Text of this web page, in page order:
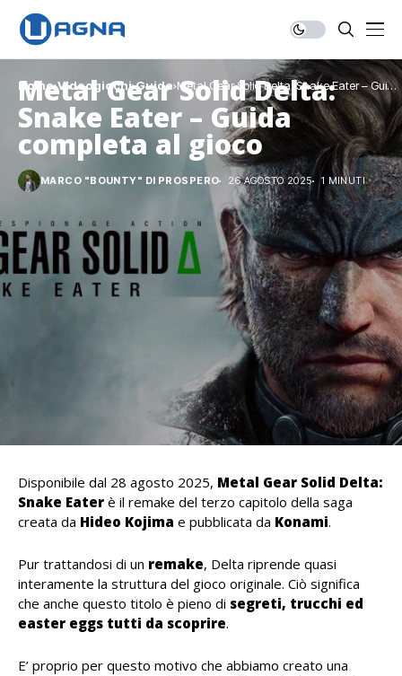
Home Videogiochi Guide Metal Gear Solid Delta: Snake Eater – Guida
completa al gioco
Metal Gear Solid Delta:
Snake Eater – Guida
completa al gioco
MARCO "BOUNTY" DI PROSPERO 26 AGOSTO 2025 1 MINUTI
Disponibile dal 28 agosto 2025, Metal Gear Solid Delta:
Snake Eater è il remake del terzo capitolo della saga
creata da Hideo Kojima e pubblicata da Konami.
Pur trattandosi di un remake, Delta riprende quasi
interamente la struttura del gioco originale. Ciò significa
che anche questo titolo è pieno di segreti, trucchi ed
easter eggs tutti da scoprire.
E’ proprio per questo motivo che abbiamo creato una